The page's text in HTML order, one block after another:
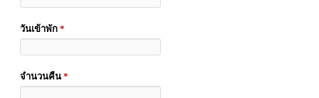
วันเข้าพัก *
จำนวนคืน *